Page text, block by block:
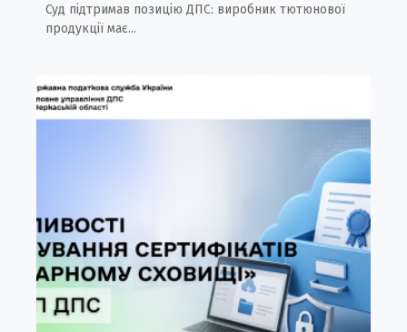
Суд підтримав позицію ДПС: виробник тютюнової
продукції має...